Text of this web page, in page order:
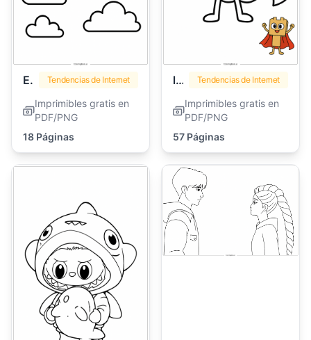
Emoji Tendencias de Internet
Imprimibles gratis en
PDF/PNG
18 Páginas
lankybox Tendencias de Internet
Imprimibles gratis en
PDF/PNG
57 Páginas